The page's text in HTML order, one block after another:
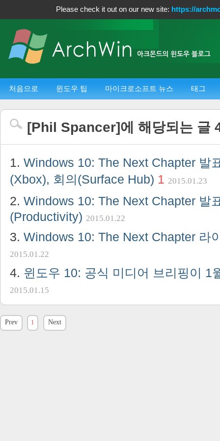
Please check it out on our new site: https://
처음으로 윈도우 팁 마이크로소프트 뉴스 태그
[Phil Spancer]에 해당되는 글
Windows 10: The Next Chapter 발
(Xbox), 회의(Surface Hub) 1 2015.01.23
Windows 10: The Next Chapter 발
(Productivity) 2015.01.22
Windows 10: The Next Chapter 라
2015.01.22
윈도우 10: 공식 미디어 브리핑이 1
2015.01.15
Prev 1 Next